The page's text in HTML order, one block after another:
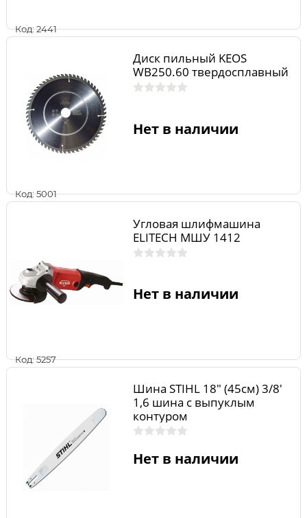
Код: 2441
Код: 5001
Диск пильный KEOS
WB250.60 твердосплавный
Нет в наличии
Код: 5257
Угловая шлифмашина
ELITECH МШУ 1412
Нет в наличии
Шина STIHL 18" (45см) 3/8'
1,6 шина с выпуклым
контуром
Нет в наличии